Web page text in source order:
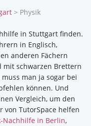
> Physik
in Stuttgart finden.
in Englisch,
anderen Fächern
mit schwarzen Brettern
man ja sogar bei
können. Und
Vergleich, um den
von TutorSpace helfen
Nachhilfe in Berlin,